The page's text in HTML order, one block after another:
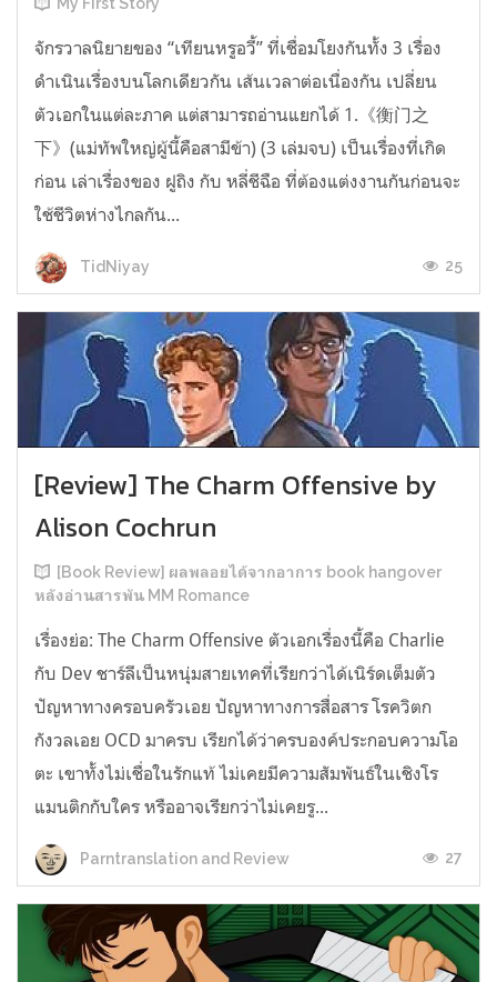
จักรวาลนิยายของ “เทียนหรูอวี้” ที่เชื่อมโยงกันทั้ง 3 เรื่อง
ดำเนินเรื่องบนโลกเดียวกัน เส้นเวลาต่อเนื่องกัน เปลี่ยน
ตัวเอกในแต่ละภาค แต่สามารถอ่านแยกได้ 1.《衡门之
下》(แม่ทัพใหญ่ผู้นี้คือสามีข้า) (3 เล่มจบ) เป็นเรื่องที่เกิด
ก่อน เล่าเรื่องของ ฝูถิง กับ หลี่ชีฉือ ที่ต้องแต่งงานกันก่อนจะ
ใช้ชีวิตห่างไกลกัน...
TidNiyay 25
[Review] The Charm Offensive by
Alison Cochrun
[Book Review] ผลพลอยได้จากอาการ book hangover
หลังอ่านสารพัน MM Romance
เรื่องย่อ: The Charm Offensive ตัวเอกเรื่องนี้คือ Charlie
กับ Dev ชาร์ลีเป็นหนุ่มสายเทคที่เรียกว่าได้เนิร์ดเต็มตัว
ปัญหาทางครอบครัวเอย ปัญหาทางการสื่อสาร โรควิตก
กังวลเอย OCD มาครบ เรียกได้ว่าครบองค์ประกอบความโอ
ตะ เขาทั้งไม่เชื่อในรักแท้ ไม่เคยมีความสัมพันธ์ในเชิงโร
แมนติกกับใคร หรืออาจเรียกว่าไม่เคยรู...
Parntranslation and Review 27